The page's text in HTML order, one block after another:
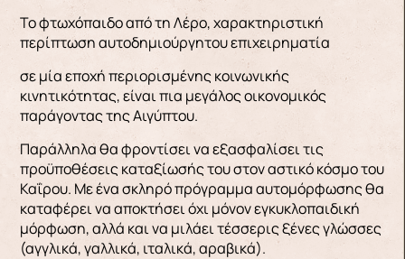
Το φτωχόπαιδο από τη Λέρο, χαρακτηριστική
περίπτωση αυτοδημιούργητου επιχειρηματία
σε μία εποχή περιορισμένης κοινωνικής
κινητικότητας, είναι πια μεγάλος οικονομικός
παράγοντας της Αιγύπτου.
Παράλληλα θα φροντίσει να εξασφαλίσει τις
προϋποθέσεις καταξίωσής του στον αστικό κόσμο του
Καΐρου. Με ένα σκληρό πρόγραμμα αυτομόρφωσης θα
καταφέρει να αποκτήσει όχι μόνον εγκυκλοπαιδική
μόρφωση, αλλά και να μιλάει τέσσερις ξένες γλώσσες
(αγγλικά, γαλλικά, ιταλικά, αραβικά).